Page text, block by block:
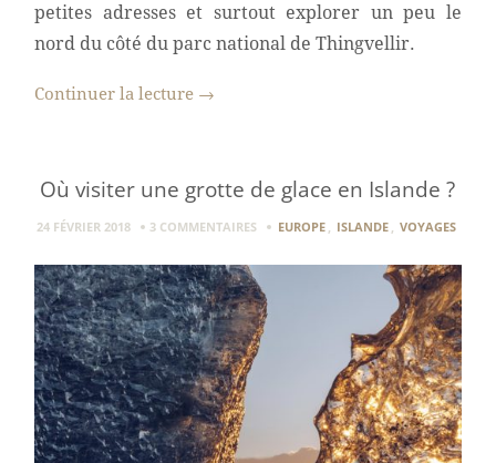
petites adresses et surtout explorer un peu le
nord du côté du parc national de Thingvellir.
Continuer la lecture →
Où visiter une grotte de glace en Islande ?
24 FÉVRIER 2018 3 COMMENTAIRES EUROPE ISLANDE VOYAGES